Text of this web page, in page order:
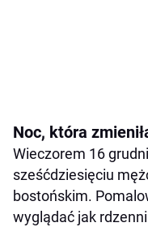
Noc, która
Wieczorem 16
sześćdziesięciu
bostońskim.
wyglądać jak